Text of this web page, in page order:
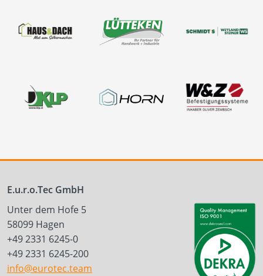
E.u.r.o.Tec GmbH
Unter dem Hofe 5
58099 Hagen
+49 2331 6245-0
+49 2331 6245-200
info@eurotec.team